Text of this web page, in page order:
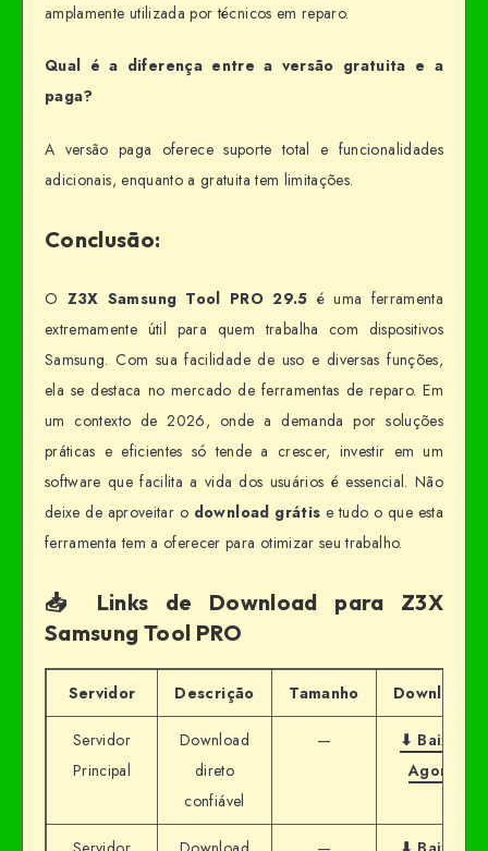
amplamente utilizada por técnicos em reparo.
Qual é a diferença entre a versão gratuita e a
paga?
A versão paga oferece suporte total e funcionalidades
adicionais, enquanto a gratuita tem limitações.
Conclusão:
O Z3X Samsung Tool PRO 29.5 é uma ferramenta
extremamente útil para quem trabalha com dispositivos
Samsung. Com sua facilidade de uso e diversas funções,
ela se destaca no mercado de ferramentas de reparo. Em
um contexto de 2026, onde a demanda por soluções
práticas e eficientes só tende a crescer, investir em um
software que facilita a vida dos usuários é essencial. Não
deixe de aproveitar o download grátis e tudo o que esta
ferramenta tem a oferecer para otimizar seu trabalho.
📥 Links de Download para Z3X
Samsung Tool PRO
Servidor Descrição Tamanho Download
Servidor
Principal
Download
direto
confiável
—
⬇ Baixar
Agora